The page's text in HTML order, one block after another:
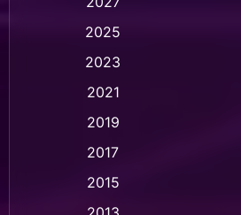
Animation การ์ตูน
Animation แอนิเมชั่น
Animation แอนิเมชัน
2025
2023
2021
2019
2017
2015